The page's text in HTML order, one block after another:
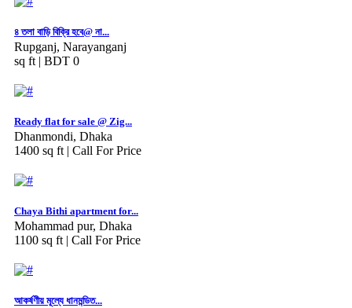
৪ তলা বাড়ি বিক্রি হবে@ না...
Rupganj, Narayanganj
sq ft | BDT 0
Ready flat for sale @ Zig...
Dhanmondi, Dhaka
1400 sq ft | Call For Price
Chaya Bithi apartment for...
Mohammad pur, Dhaka
1100 sq ft | Call For Price
আকর্ষণীয় মূল্যে ধানমন্ডিত...